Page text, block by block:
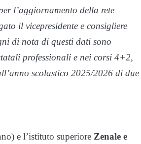
l’aggiornamento della rete
il vicepresidente e consigliere
di nota di questi dati sono
professionali e nei corsi 4+2,
scolastico 2025/2026 di due
e l’istituto superiore Zenale e